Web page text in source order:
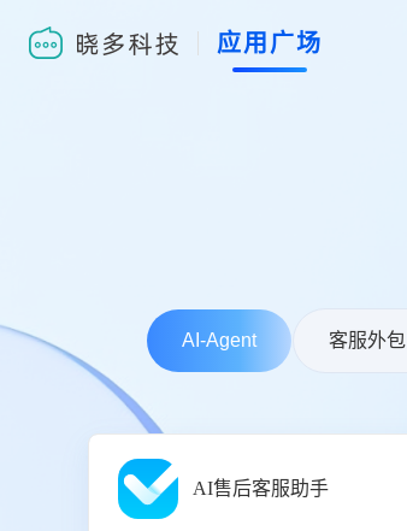
应用广场
AI-Agent 客服外包
AI售后客服助手